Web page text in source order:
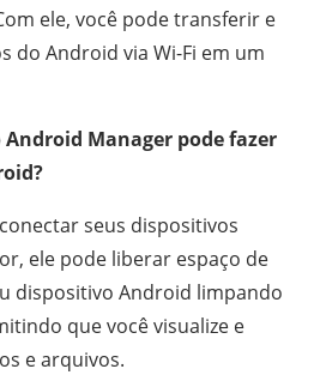
ele, você pode transferir e
do Android via Wi-Fi em um
Manager pode fazer
seus dispositivos
ele pode liberar espaço de
dispositivo Android limpando
que você visualize e
e arquivos.